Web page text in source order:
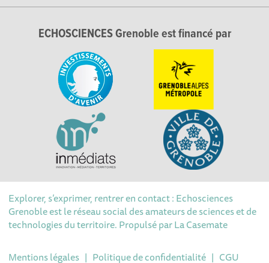
ECHOSCIENCES Grenoble est financé par
Explorer, s’exprimer, rentrer en contact : Echosciences
Grenoble est le réseau social des amateurs de sciences et de
technologies du territoire. Propulsé parLa Casemate
Mentions légales | Politique de confidentialité | CGU